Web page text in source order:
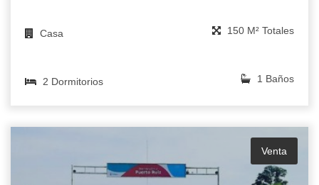
Casa 150 M² Totales
2 Dormitorios 1 Baños
Venta